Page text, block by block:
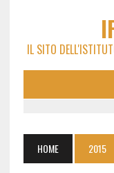
IL SITO
HOME 2015